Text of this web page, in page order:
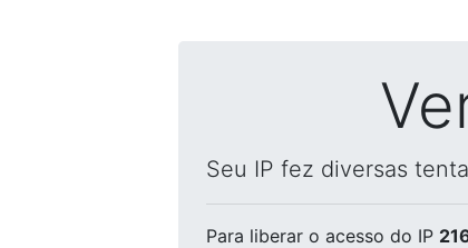
Seu IP fez diversas
Para liberar o acesso do IP